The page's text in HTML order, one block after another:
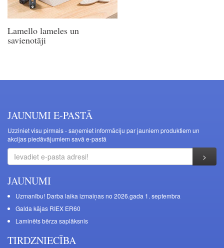
Lamello lameles un
savienotāji
JAUNUMI E-PASTĀ
Uzziniet visu pirmais - saņemiet informāciju par jauniem produktiem un
akcijas piedāvājumiem savā e-pastā
JAUNUMI
Uzmanību! Darba laika izmaiņas no 2026.gada 1. septembra
Galda kājas RIEX ER60
Laminēts bērza saplāksnis
TIRDZNIECĪBA